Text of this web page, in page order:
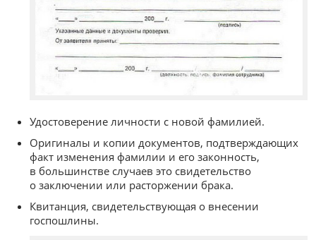
Удостоверение личности с новой фамилией.
Оригиналы и копии документов, подтверждающих
факт изменения фамилии и его законность,
в большинстве случаев это свидетельство
о заключении или расторжении брака.
Квитанция, свидетельствующая о внесении
госпошлины.